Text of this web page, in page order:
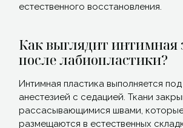
естественного восстановления.
Как выглядит интимная
после лабиопластики?
Интимная пластика выполняется
анестезией с седацией. Ткани
рассасывающимися швами,
размещаются в естественных